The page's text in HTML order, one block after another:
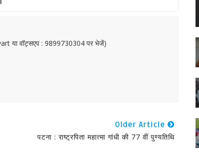
या वॉट्सएप : 9899730304 पर भेजें)
Older Article
पटना : राष्ट्रपिता महात्मा गांधी की 77 वीं पुण्यतिथि